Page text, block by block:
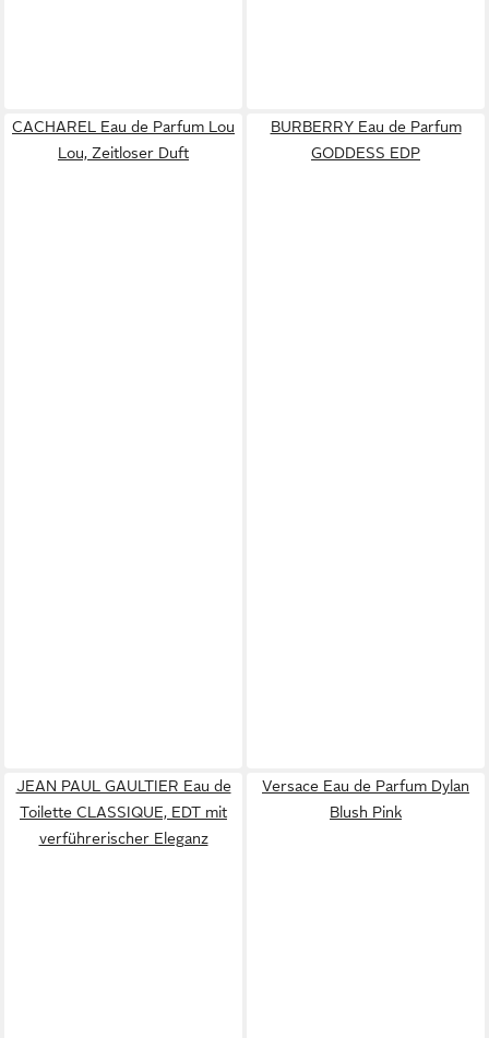
CACHAREL Eau de Parfum Lou
Lou, Zeitloser Duft
BURBERRY Eau de Parfum
GODDESS EDP
JEAN PAUL GAULTIER Eau de
Toilette CLASSIQUE, EDT mit
verführerischer Eleganz
Versace Eau de Parfum Dylan
Blush Pink